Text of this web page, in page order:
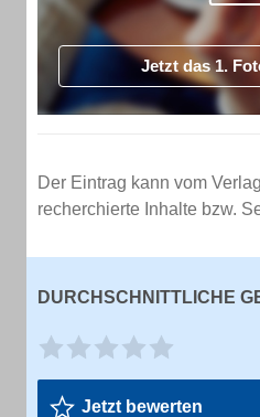
Jetzt das 1.
Der Eintrag kann vom
recherchierte Inhalte bzw.
DURCHSCHNITTLICHE
Jetzt bewerten